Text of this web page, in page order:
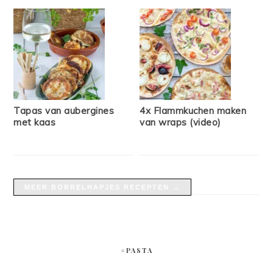
Tapas van aubergines
met kaas
4x Flammkuchen maken
van wraps (video)
#PASTA